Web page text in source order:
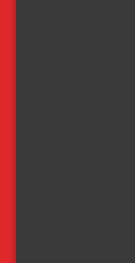
في السودان
بين قوات الجيش
السريع، متحولاً إلى
الصراع المستمر. وقد
على عدة محاور حيوية
صميمة وأم قعود وباب